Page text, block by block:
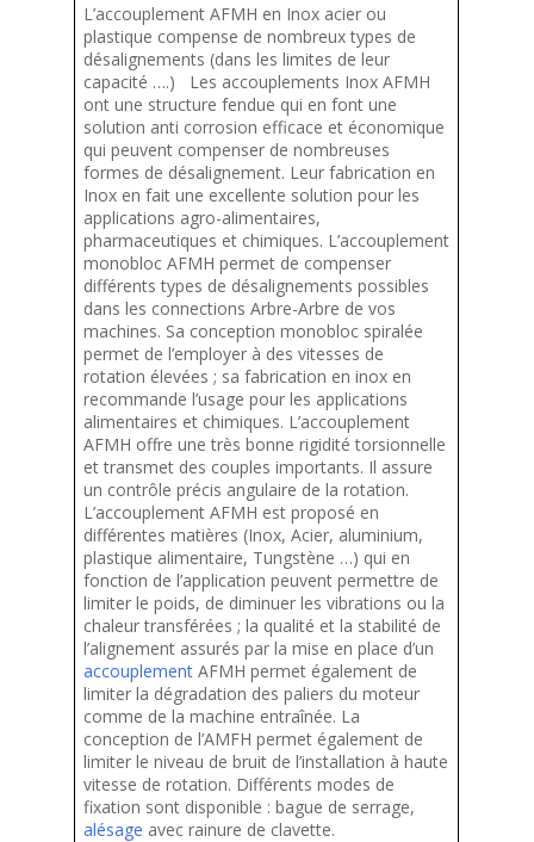
L’accouplement AFMH en Inox acier ou
plastique compense de nombreux types de
désalignements (dans les limites de leur
capacité ….) Les accouplements Inox AFMH
ont une structure fendue qui en font une
solution anti corrosion efficace et économique
qui peuvent compenser de nombreuses
formes de désalignement. Leur fabrication en
Inox en fait une excellente solution pour les
applications agro-alimentaires,
pharmaceutiques et chimiques. L’accouplement
monobloc AFMH permet de compenser
différents types de désalignements possibles
dans les connections Arbre-Arbre de vos
machines. Sa conception monobloc spiralée
permet de l’employer à des vitesses de
rotation élevées ; sa fabrication en inox en
recommande l’usage pour les applications
alimentaires et chimiques. L’accouplement
AFMH offre une très bonne rigidité torsionnelle
et transmet des couples importants. Il assure
un contrôle précis angulaire de la rotation.
L’accouplement AFMH est proposé en
différentes matières (Inox, Acier, aluminium,
plastique alimentaire, Tungstène …) qui en
fonction de l’application peuvent permettre de
limiter le poids, de diminuer les vibrations ou la
chaleur transférées ; la qualité et la stabilité de
l’alignement assurés par la mise en place d’un
accouplement AFMH permet également de
limiter la dégradation des paliers du moteur
comme de la machine entraînée. La
conception de l’AMFH permet également de
limiter le niveau de bruit de l’installation à haute
vitesse de rotation. Différents modes de
fixation sont disponible : bague de serrage,
alésage avec rainure de clavette.